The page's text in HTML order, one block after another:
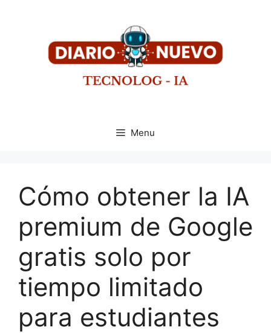
Menu
Cómo obtener la IA
premium de Google
gratis solo por
tiempo limitado
para estudiantes